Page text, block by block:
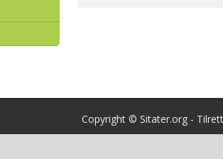
Copyright © Sitater.org -